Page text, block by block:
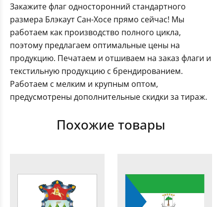
Закажите флаг односторонний стандартного
размера Блэкаут Сан-Хосе прямо сейчас! Мы
работаем как производство полного цикла,
поэтому предлагаем оптимальные цены на
продукцию. Печатаем и отшиваем на заказ флаги и
текстильную продукцию с брендированием.
Работаем с мелким и крупным оптом,
предусмотрены дополнительные скидки за тираж.
Похожие товары